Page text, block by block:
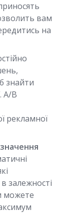
вам
на
знайти
A/B
рекламної
залежності
можете